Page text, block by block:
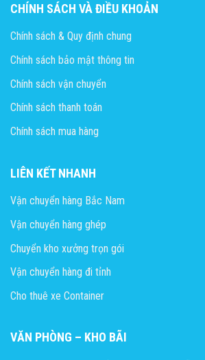
CHÍNH SÁCH VÀ ĐIỀU KHOẢN
Chính sách & Quy định chung
Chính sách bảo mật thông tin
Chính sách vận chuyển
Chính sách thanh toán
Chính sách mua hàng
LIÊN KẾT NHANH
Vận chuyển hàng Bắc Nam
Vận chuyển hàng ghép
Chuyển kho xưởng trọn gói
Vận chuyển hàng đi tỉnh
Cho thuê xe Container
VĂN PHÒNG – KHO BÃI